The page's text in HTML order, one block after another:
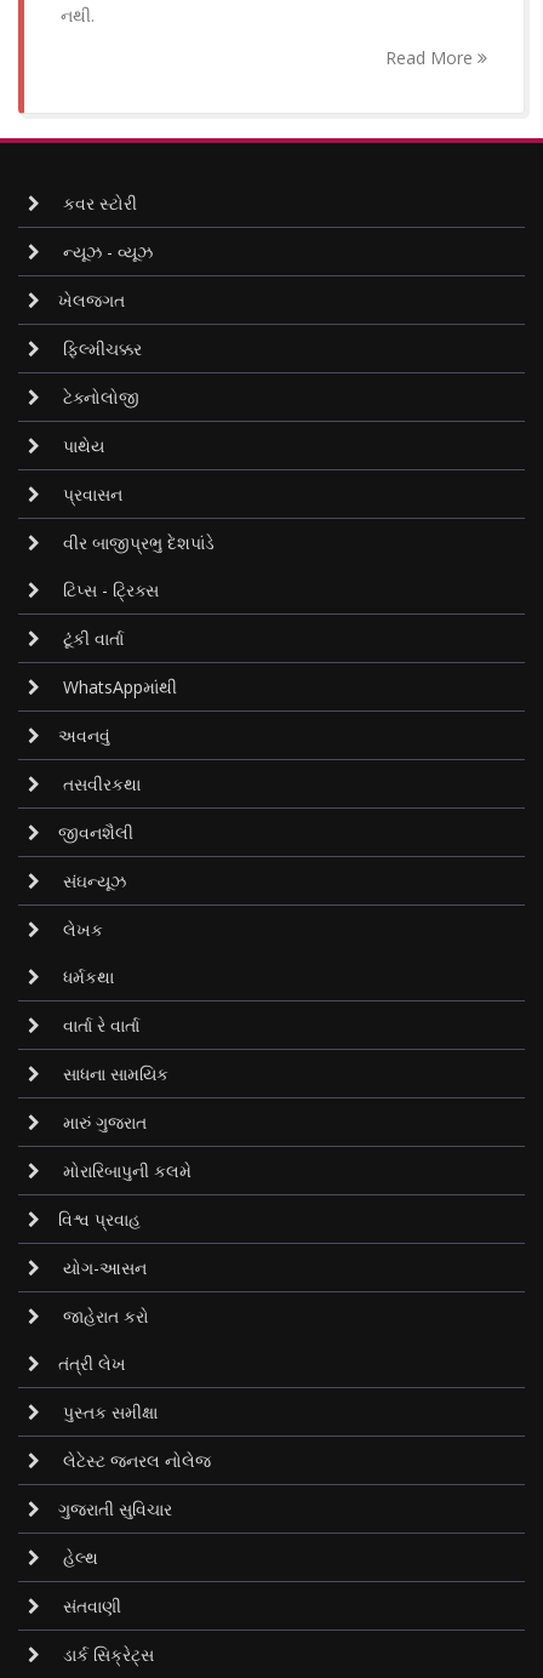
નથી.
Read More
કવર સ્ટોરી
ન્યૂઝ - વ્યૂઝ
ખેલજગત
ફિલ્મીચક્કર
ટેક્નોલોજી
પાથેય
પ્રવાસન
વીર બાજીપ્રભુ દેશપાંડે
ટિપ્સ - ટ્રિક્સ
ટૂંકી વાર્તા
WhatsAppમાંથી
અવનવું
તસવીરકથા
જીવનશૈલી
સંઘન્યૂઝ
લેખક
ધર્મકથા
વાર્તા રે વાર્તા
સાધના સામયિક
મારું ગુજરાત
મોરારિબાપુની કલમે
વિશ્વ પ્રવાહ
યોગ-આસન
જાહેરાત કરો
તંત્રી લેખ
પુસ્તક સમીક્ષા
લેટેસ્ટ જનરલ નોલેજ
ગુજરાતી સુવિચાર
હેલ્થ
સંતવાણી
ડાર્ક સિક્રેટ્‌સ